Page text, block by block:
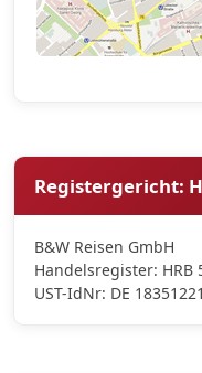
Registergericht:
B&W Reisen GmbH
Handelsregister: HRB
UST-IdNr: DE